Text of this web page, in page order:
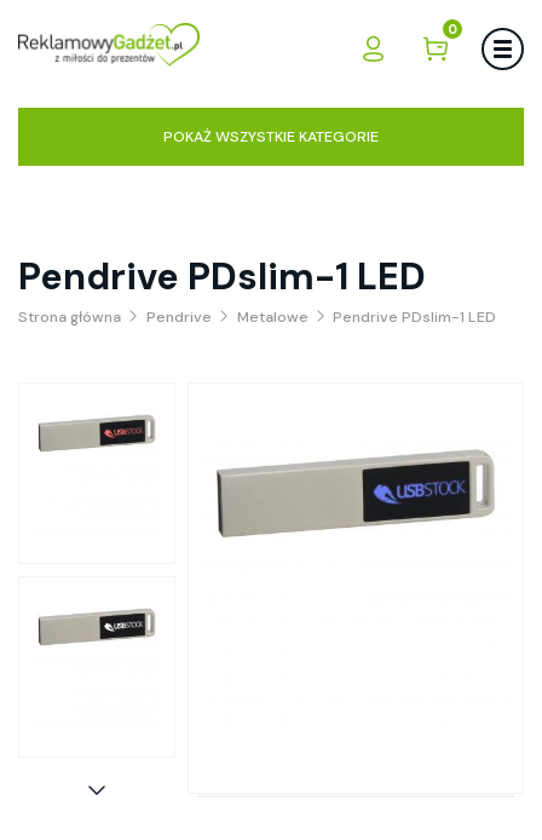
0
POKAŻ WSZYSTKIE KATEGORIE
Pendrive PDslim-1 LED
Strona główna Pendrive Metalowe Pendrive PDslim-1 LED